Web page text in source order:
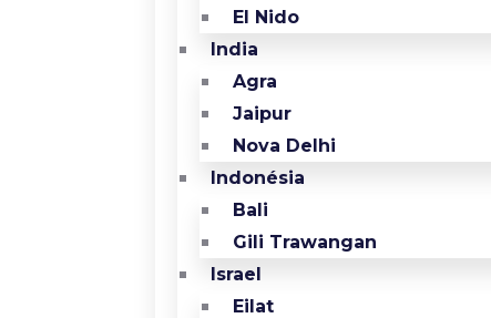
El Nido
India
Agra
Jaipur
Nova Delhi
Indonésia
Bali
Gili Trawangan
Israel
Eilat